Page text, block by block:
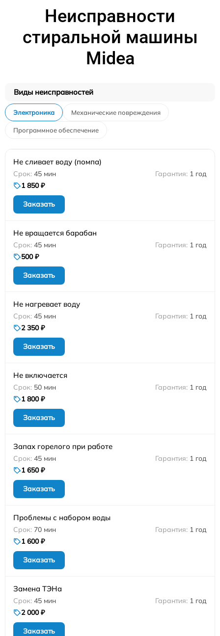
Неисправности
стиральной машины
Midea
Виды неисправностей
Электроника Механические повреждения
Программное обеспечение
Не сливает воду (помпа)
45 мин
1 год
1 850 ₽
Заказать
Не вращается барабан
45 мин
1 год
500 ₽
Заказать
Не нагревает воду
45 мин
1 год
2 350 ₽
Заказать
Не включается
50 мин
1 год
1 800 ₽
Заказать
Запах горелого при работе
45 мин
1 год
1 650 ₽
Заказать
Проблемы с набором воды
70 мин
1 год
1 600 ₽
Заказать
Замена ТЭНа
45 мин
1 год
2 000 ₽
Заказать